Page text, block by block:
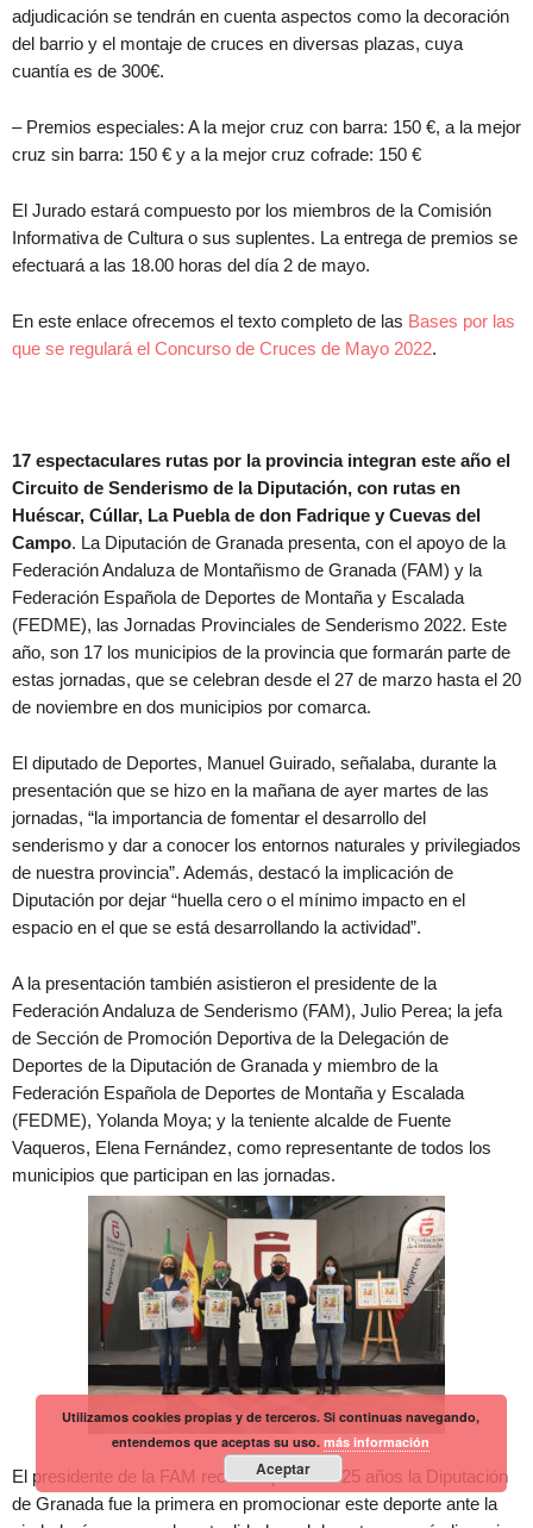
adjudicación se tendrán en cuenta aspectos como la decoración
del barrio y el montaje de cruces en diversas plazas, cuya
cuantía es de 300€.
– Premios especiales: A la mejor cruz con barra: 150 €, a la mejor
cruz sin barra: 150 € y a la mejor cruz cofrade: 150 €
El Jurado estará compuesto por los miembros de la Comisión
Informativa de Cultura o sus suplentes. La entrega de premios se
efectuará a las 18.00 horas del día 2 de mayo.
En este enlace ofrecemos el texto completo de las Bases por las
que se regulará el Concurso de Cruces de Mayo 2022.
17 espectaculares rutas por la provincia integran este año el
Circuito de Senderismo de la Diputación, con rutas en
Huéscar, Cúllar, La Puebla de don Fadrique y Cuevas del
Campo. La Diputación de Granada presenta, con el apoyo de la
Federación Andaluza de Montañismo de Granada (FAM) y la
Federación Española de Deportes de Montaña y Escalada
(FEDME), las Jornadas Provinciales de Senderismo 2022. Este
año, son 17 los municipios de la provincia que formarán parte de
estas jornadas, que se celebran desde el 27 de marzo hasta el 20
de noviembre en dos municipios por comarca.
El diputado de Deportes, Manuel Guirado, señalaba, durante la
presentación que se hizo en la mañana de ayer martes de las
jornadas, “la importancia de fomentar el desarrollo del
senderismo y dar a conocer los entornos naturales y privilegiados
de nuestra provincia”. Además, destacó la implicación de
Diputación por dejar “huella cero o el mínimo impacto en el
espacio en el que se está desarrollando la actividad”.
A la presentación también asistieron el presidente de la
Federación Andaluza de Senderismo (FAM), Julio Perea; la jefa
de Sección de Promoción Deportiva de la Delegación de
Deportes de la Diputación de Granada y miembro de la
Federación Española de Deportes de Montaña y Escalada
(FEDME), Yolanda Moya; y la teniente alcalde de Fuente
Vaqueros, Elena Fernández, como representante de todos los
municipios que participan en las jornadas.
El presidente de la FAM recordó que hace 25 años la Diputación
de Granada fue la primera en promocionar este deporte ante la
Utilizamos cookies propias y de terceros. Si continuas navegando,
entendemos que aceptas su uso.más información
Aceptar